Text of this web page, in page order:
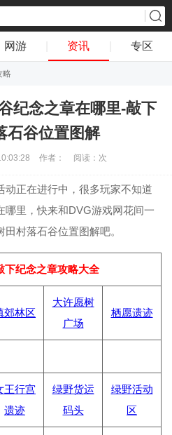
网游 资讯 专区
略
纪念之章在哪里-敲下
石谷位置图解
作者： 阅读： 次
动正在进行中，很多玩家不知道
哪里，快来和DVG游戏网花间一
村落石谷位置图解吧。
下纪念之章攻略大全
郊林区
大许愿树
广场
栖愿遗迹
王行宫
遗迹
绿野货运
码头
绿野活动
区